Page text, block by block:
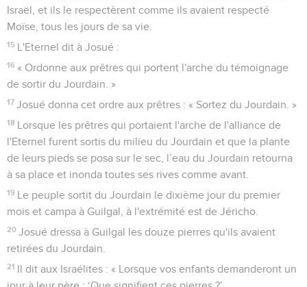
Israël, et ils le respectèrent comme ils avaient respecté
Moïse, tous les jours de sa vie.
15 L'Eternel dit à Josué :
16 « Ordonne aux prêtres qui portent l'arche du témoignage
de sortir du Jourdain. »
17 Josué donna cet ordre aux prêtres : « Sortez du Jourdain. »
18 Lorsque les prêtres qui portaient l'arche de l'alliance de
l'Eternel furent sortis du milieu du Jourdain et que la plante
de leurs pieds se posa sur le sec, l’eau du Jourdain retourna
à sa place et inonda toutes ses rives comme avant.
19 Le peuple sortit du Jourdain le dixième jour du premier
mois et campa à Guilgal, à l'extrémité est de Jéricho.
20 Josué dressa à Guilgal les douze pierres qu'ils avaient
retirées du Jourdain.
21 Il dit aux Israélites : « Lorsque vos enfants demanderont un